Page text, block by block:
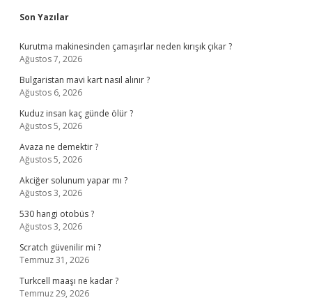
Sidebar
Son Yazılar
Kurutma makinesinden çamaşırlar neden kırışık çıkar ?
Ağustos 7, 2026
Bulgaristan mavi kart nasıl alınır ?
Ağustos 6, 2026
Kuduz insan kaç günde ölür ?
Ağustos 5, 2026
Avaza ne demektir ?
Ağustos 5, 2026
Akciğer solunum yapar mı ?
Ağustos 3, 2026
530 hangi otobüs ?
Ağustos 3, 2026
Scratch güvenilir mi ?
Temmuz 31, 2026
Turkcell maaşı ne kadar ?
Temmuz 29, 2026